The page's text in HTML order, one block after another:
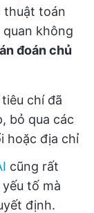
thuật toán
không
đoán chủ
chí đã
bỏ qua các
hoặc địa chỉ
cũng rất
tố mà
định.